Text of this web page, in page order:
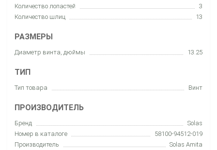
Количество лопастей
3
Количество шлиц
13
РАЗМЕРЫ
Диаметр винта, дюймы 13.25
ТИП
Тип товара Винт
ПРОИЗВОДИТЕЛЬ
Бренд
Solas
Номер в каталоге
58100-94512-019
Производитель
Solas Amita